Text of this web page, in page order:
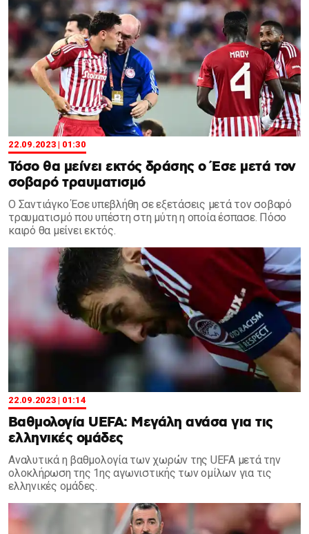
22.09.2023 | 01:30
Τόσο θα μείνει εκτός δράσης ο Έσε μετά τον
σοβαρό τραυματισμό
Ο Σαντιάγκο Έσε υπεβλήθη σε εξετάσεις μετά τον σοβαρό
τραυματισμό που υπέστη στη μύτη η οποία έσπασε. Πόσο
καιρό θα μείνει εκτός.
22.09.2023 | 01:14
Βαθμολογία UEFA: Μεγάλη ανάσα για τις
ελληνικές ομάδες
Αναλυτικά η βαθμολογία των χωρών της UEFA μετά την
ολοκλήρωση της 1ης αγωνιστικής των ομίλων για τις
ελληνικές ομάδες.